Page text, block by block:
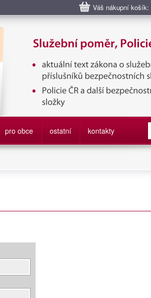
Váš nákupní
sborů, Policie ČR, Vězeňská
služby
pro obce ostatní kontakty